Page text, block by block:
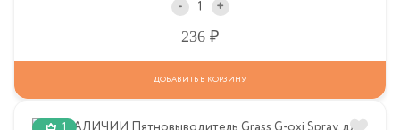
- +
236
ДОБАВИТЬ В КОРЗИНУ
1